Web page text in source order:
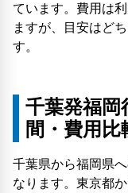
ています。費用は
ますが、目安はど
す。
千葉発福岡
間・費用比
千葉県から福岡県
なります。東京都